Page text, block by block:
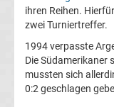
Copa
Sieger
ihren Reihen.
zwei Turniertreffer.
1994 verpasste
Die Südamerikaner
mussten sich
0:2 geschlagen